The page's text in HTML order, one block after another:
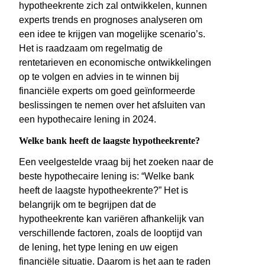
hypotheekrente zich zal ontwikkelen, kunnen
experts trends en prognoses analyseren om
een idee te krijgen van mogelijke scenario’s.
Het is raadzaam om regelmatig de
rentetarieven en economische ontwikkelingen
op te volgen en advies in te winnen bij
financiële experts om goed geïnformeerde
beslissingen te nemen over het afsluiten van
een hypothecaire lening in 2024.
Welke bank heeft de laagste hypotheekrente?
Een veelgestelde vraag bij het zoeken naar de
beste hypothecaire lening is: “Welke bank
heeft de laagste hypotheekrente?” Het is
belangrijk om te begrijpen dat de
hypotheekrente kan variëren afhankelijk van
verschillende factoren, zoals de looptijd van
de lening, het type lening en uw eigen
financiële situatie. Daarom is het aan te raden